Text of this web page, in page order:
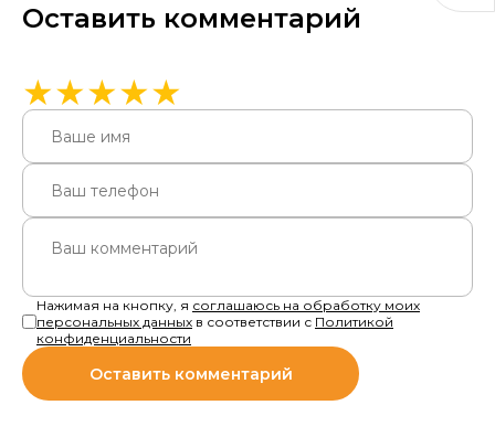
Оставить комментарий
★
★
★
★
★
Нажимая на кнопку, я соглашаюсь на обработку моих
персональных данных в соответствии с Политикой
конфиденциальности